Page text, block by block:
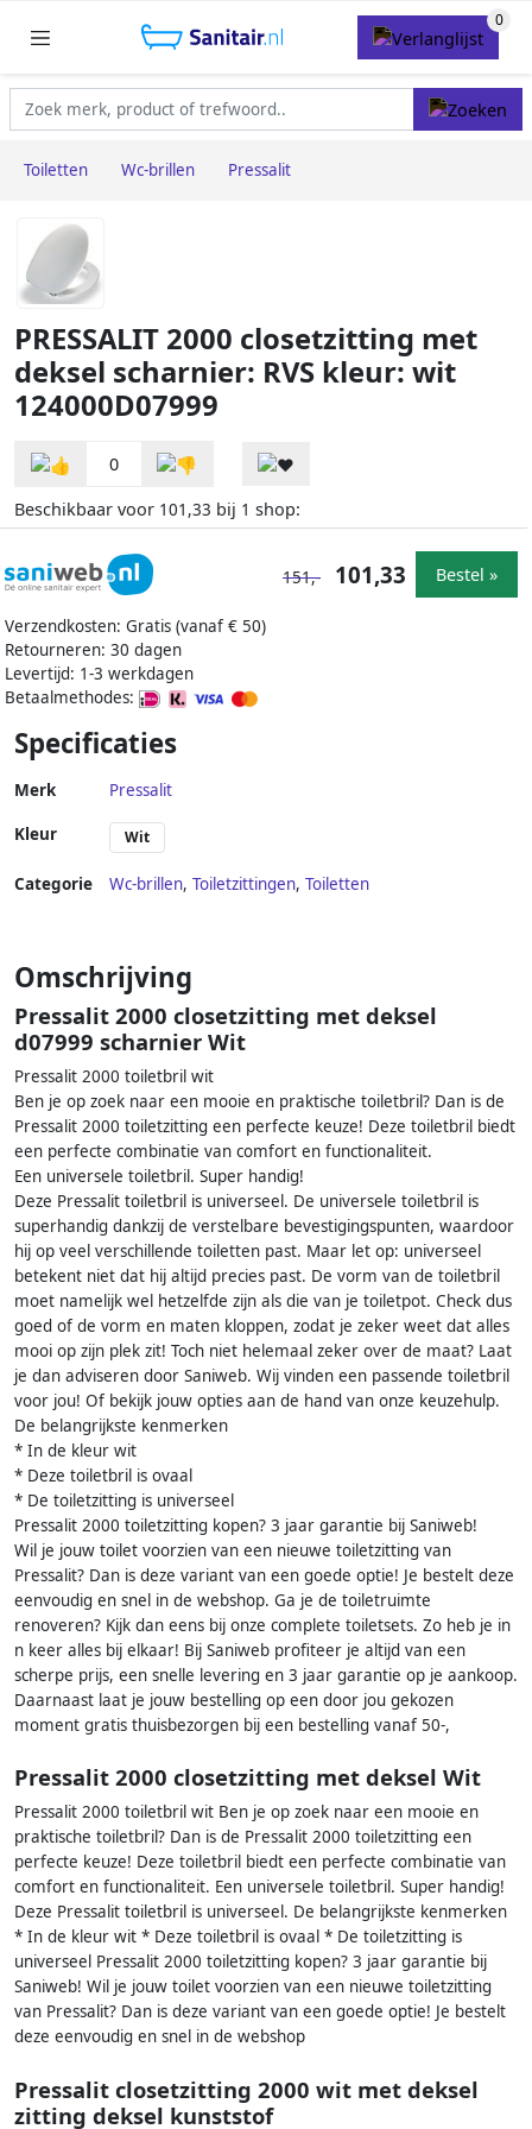
Toiletten Wc-brillen Pressalit
PRESSALIT 2000 closetzitting met
deksel scharnier: RVS kleur: wit
124000D07999
0
Beschikbaar voor 101,33 bij 1 shop:
Verzendkosten: Gratis (vanaf € 50)
Retourneren: 30 dagen
Levertijd: 1-3 werkdagen
Betaalmethodes:
151,- 101,33 Bestel »
Specificaties
Merk Pressalit
Kleur Wit
Categorie Wc-brillen, Toiletzittingen, Toiletten
Omschrijving
Pressalit 2000 closetzitting met deksel
d07999 scharnier Wit
Pressalit 2000 toiletbril wit
Ben je op zoek naar een mooie en praktische toiletbril? Dan is de
Pressalit 2000 toiletzitting een perfecte keuze! Deze toiletbril biedt
een perfecte combinatie van comfort en functionaliteit.
Een universele toiletbril. Super handig!
Deze Pressalit toiletbril is universeel. De universele toiletbril is
superhandig dankzij de verstelbare bevestigingspunten, waardoor
hij op veel verschillende toiletten past. Maar let op: universeel
betekent niet dat hij altijd precies past. De vorm van de toiletbril
moet namelijk wel hetzelfde zijn als die van je toiletpot. Check dus
goed of de vorm en maten kloppen, zodat je zeker weet dat alles
mooi op zijn plek zit! Toch niet helemaal zeker over de maat? Laat
je dan adviseren door Saniweb. Wij vinden een passende toiletbril
voor jou! Of bekijk jouw opties aan de hand van onze keuzehulp.
De belangrijkste kenmerken
* In de kleur wit
* Deze toiletbril is ovaal
* De toiletzitting is universeel
Pressalit 2000 toiletzitting kopen? 3 jaar garantie bij Saniweb!
Wil je jouw toilet voorzien van een nieuwe toiletzitting van
Pressalit? Dan is deze variant van een goede optie! Je bestelt deze
eenvoudig en snel in de webshop. Ga je de toiletruimte
renoveren? Kijk dan eens bij onze complete toiletsets. Zo heb je in
n keer alles bij elkaar! Bij Saniweb profiteer je altijd van een
scherpe prijs, een snelle levering en 3 jaar garantie op je aankoop.
Daarnaast laat je jouw bestelling op een door jou gekozen
moment gratis thuisbezorgen bij een bestelling vanaf 50-,
Pressalit 2000 closetzitting met deksel Wit
Pressalit 2000 toiletbril wit Ben je op zoek naar een mooie en
praktische toiletbril? Dan is de Pressalit 2000 toiletzitting een
perfecte keuze! Deze toiletbril biedt een perfecte combinatie van
comfort en functionaliteit. Een universele toiletbril. Super handig!
Deze Pressalit toiletbril is universeel. De belangrijkste kenmerken
* In de kleur wit * Deze toiletbril is ovaal * De toiletzitting is
universeel Pressalit 2000 toiletzitting kopen? 3 jaar garantie bij
Saniweb! Wil je jouw toilet voorzien van een nieuwe toiletzitting
van Pressalit? Dan is deze variant van een goede optie! Je bestelt
deze eenvoudig en snel in de webshop
Pressalit closetzitting 2000 wit met deksel
zitting deksel kunststof